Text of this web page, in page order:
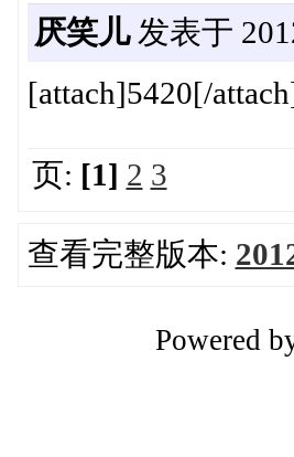
厌笑儿发表于
[attach]5420[/
页: [1] 2 3
查看完整版本:
Powered